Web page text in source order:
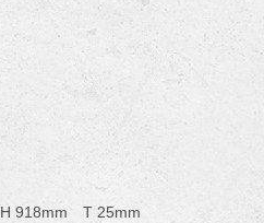
918mm T 25mm